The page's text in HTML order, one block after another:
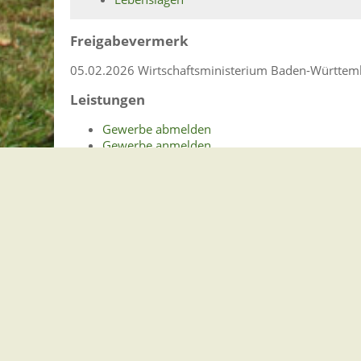
Freigabevermerk
05.02.2026 Wirtschaftsministerium Baden-
Leistungen
Gewerbe abmelden
Gewerbe anmelden